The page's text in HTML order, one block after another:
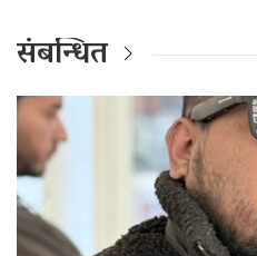
संबन्धित